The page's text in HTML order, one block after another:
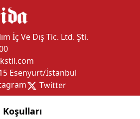
İç Ve Dış Tic. Ltd. Şti.
Esenyurt/İstanbul
Twitter